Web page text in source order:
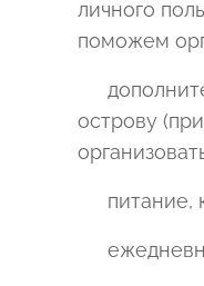
личного
поможем
▪
острову
▪ питание,
▪